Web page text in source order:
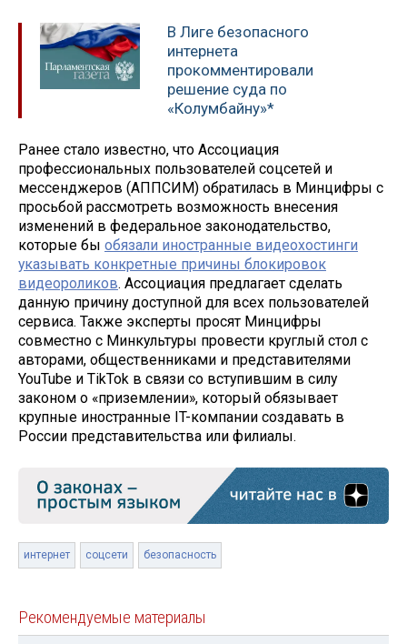
В Лиге безопасного
интернета
прокомментировали
решение суда по
«Колумбайну»*
Ранее стало известно, что Ассоциация
профессиональных пользователей соцсетей и
мессенджеров (АППСИМ) обратилась в Минцифры с
просьбой рассмотреть возможность внесения
изменений в федеральное законодательство,
которые бы обязали иностранные видеохостинги
указывать конкретные причины блокировок
видеороликов. Ассоциация предлагает сделать
данную причину доступной для всех пользователей
сервиса. Также эксперты просят Минцифры
совместно с Минкультуры провести круглый стол с
авторами, общественниками и представителями
YouTube и TikTok в связи со вступившим в силу
законом о «приземлении», который обязывает
крупные иностранные IT-компании создавать в
России представительства или филиалы.
интернет соцсети безопасность
Рекомендуемые материалы